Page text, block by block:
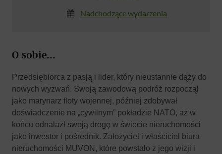
Nadchodzące wydarzenia
O sobie...
Przedsiębiorca z pasją i lider, który nieustannie dąży do
nowych wyzwań. Swoją zawodową podróż rozpoczął
jako marynarz floty wojennej, później zdobywał
doświadczenie na „cywilnym” pokładzie NATO, aż w
końcu odnalazł swoją drogę w świecie nieruchomości
jako inwestor i pośrednik. Założyciel i właściciel biura
nieruchomości MUVON, które powstało z jego wizji i